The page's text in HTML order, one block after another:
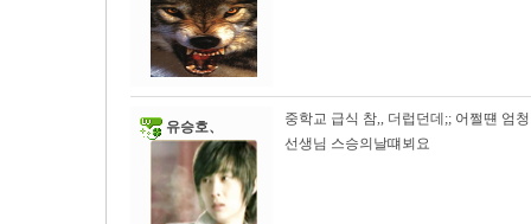
유승호、
중학교 급식 참,, 더럽던데;; 어쩔떈 엄
선생님 스승의날떄뵈요